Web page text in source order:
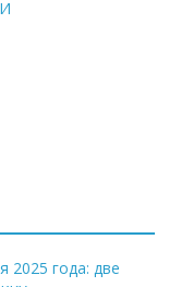
2025 года: две